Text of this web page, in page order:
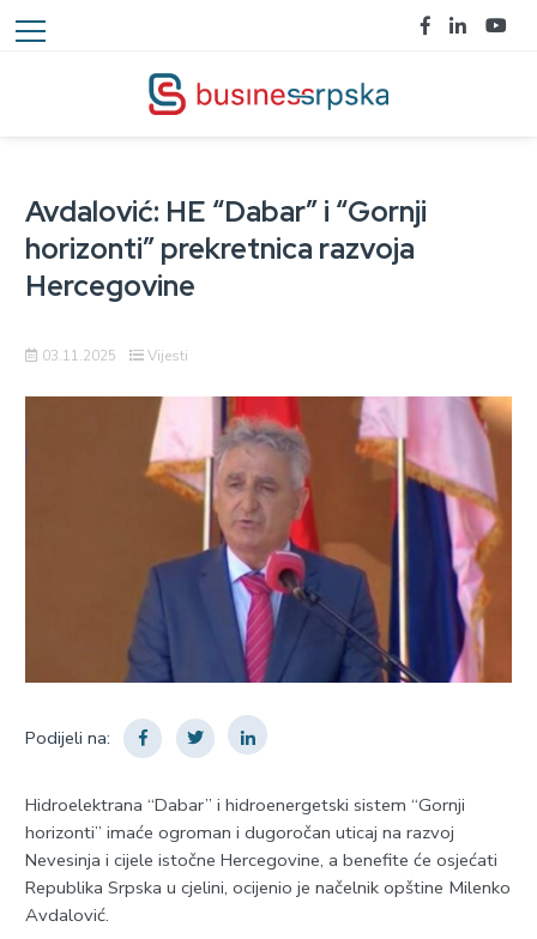
Avdalović: HE “Dabar” i “Gornji
horizonti” prekretnica razvoja
Hercegovine
03.11.2025 Vijesti
Podijeli na:
Hidroelektrana “Dabar” i hidroenergetski sistem “Gornji
horizonti” imaće ogroman i dugoročan uticaj na razvoj
Nevesinja i cijele istočne Hercegovine, a benefite će osjećati
Republika Srpska u cjelini, ocijenio je načelnik opštine Milenko
Avdalović.